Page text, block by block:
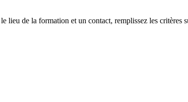
lieu de la formation et un contact, remplissez les critères